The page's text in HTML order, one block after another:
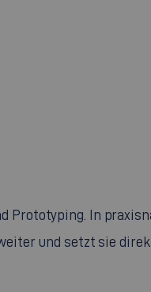
Prototyping. In
und setzt sie